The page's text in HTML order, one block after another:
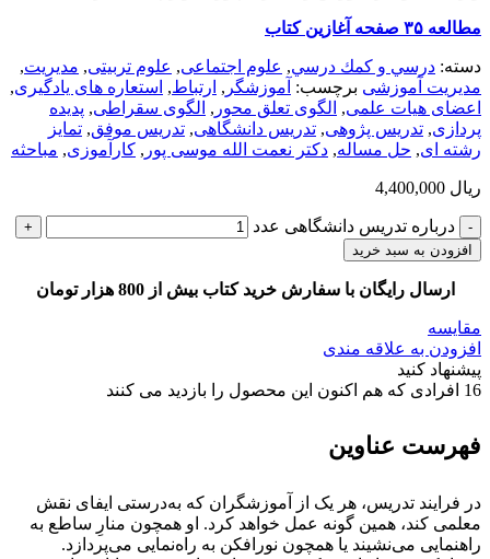
مطالعه ۳۵ صفحه آغازین کتاب
دسته: درسي و كمك درسي, علوم اجتماعی, علوم تربیتی, مديريت,
مدیریت آموزشی برچسب: آموزشگر , ارتباط, استعاره های یادگیری,
اعضای هیات علمی, الگوی تعلق محور , الگوی سقراطی, پدیده
پردازی, تدریس پژوهی, تدریس دانشگاهی, تدریس موفق, تمایز
رشته ای, حل مساله, دکتر نعمت الله موسی پور , کارآموزی, مباحثه
ریال
درباره تدریس دانشگاهی عدد
افزودن به سبد خرید
ارسال رایگان با سفارش خرید کتاب بیش از 800 هزار تومان
مقایسه
افزودن به علاقه مندی
پیشنهاد کنید
16 افرادی که هم اکنون این محصول را بازدید می کنند
فهرست عناوین
در فرایند تدریس، هر یک از آموزشگران که به‌درستی ایفای نقش
معلمی کند، همین گونه عمل خواهد کرد. او همچون منارِ ساطع به
راهنمایی می‌نشیند یا همچون نورافکن به راه‌نمایی می‌پردازد.